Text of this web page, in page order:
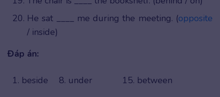
He sat ____ me during the meeting. (opposite
/ inside)
Đáp án:
1. beside 8. under
15. between